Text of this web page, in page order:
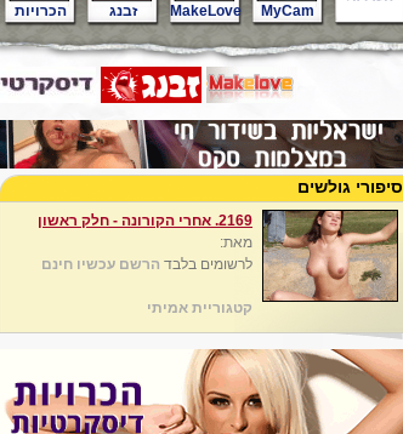
הכרויות זבנג MakeLove MyCam
סיפורי גולשים
2169. אחרי הקורונה - חלק ראשון
מאת:
לרשומים בלבד הרשם עכשיו חינם
קטגוריית אמיתי